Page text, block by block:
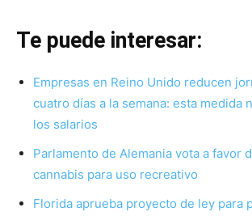
Te puede interesar:
Empresas en Reino Unido reducen
cuatro días a la semana: esta medida
los salarios
Parlamento de Alemania vota a favor
cannabis para uso recreativo
Florida aprueba proyecto de ley para